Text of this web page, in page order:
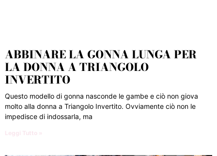
ABBINARE LA GONNA LUNGA PER
LA DONNA A TRIANGOLO
INVERTITO
Questo modello di gonna nasconde le gambe e ciò non giova
molto alla donna a Triangolo Invertito. Ovviamente ciò non le
impedisce di indossarla, ma
Leggi Tutto »